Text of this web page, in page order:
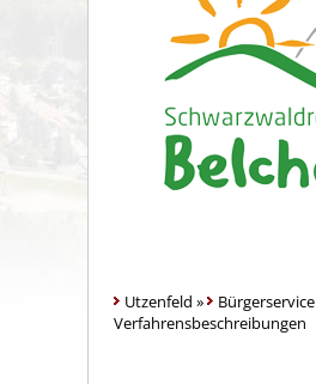
Utzenfeld » Bürgerservice
Verfahrensbeschreibungen